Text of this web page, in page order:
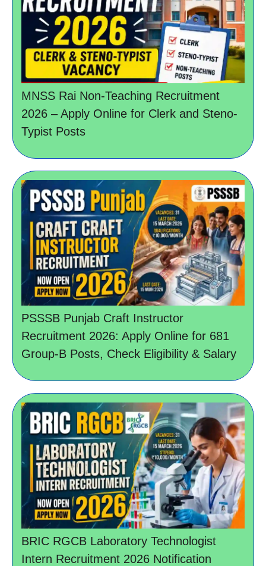
MNSS Rai Non-Teaching Recruitment
2026 – Apply Online for Clerk and Steno-
Typist Posts
PSSSB Punjab Craft Instructor
Recruitment 2026: Apply Online for 681
Group-B Posts, Check Eligibility & Salary
BRIC RGCB Laboratory Technologist
Intern Recruitment 2026 Notification